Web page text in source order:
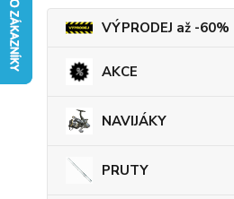
VÝPRODEJ až -60%
AKCE
NAVIJÁKY
PRUTY